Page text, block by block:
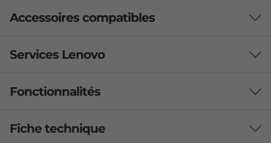
2
0
1
Accessoires compatibles
Toute la boutique
Comparer
PRÊT POUR L'EXPÉDITION
Services Lenovo
Support et sécurité plus intelligents pour
Lenovo Premium Care Plus
Fonctionnalités
Fiche technique